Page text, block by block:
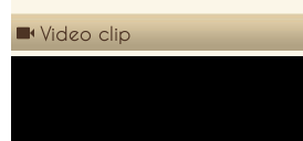
Video clip